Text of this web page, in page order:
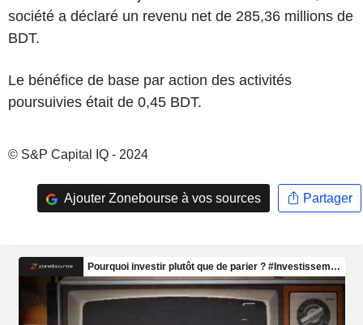
société a déclaré un revenu net de 285,36 millions de
BDT.
Le bénéfice de base par action des activités
poursuivies était de 0,45 BDT.
© S&P Capital IQ - 2024
Ajouter Zonebourse à vos sources Partager